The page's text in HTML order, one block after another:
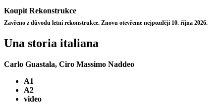
KoupitRekonstrukce
Zavřeno z důvodu letní rekonstrukce. Znovu otevřeme nejpozději 10. října 2026.
Una storia italiana
Carlo Guastala, Ciro Massimo Naddeo
A1
A2
video